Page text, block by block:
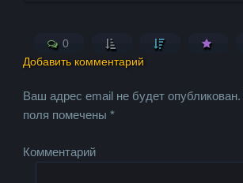
0
Добавить комментарий
Ваш адрес email не будет опубликован.
поля помечены*
Комментарий